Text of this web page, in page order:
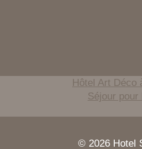
Hôtel Art Déco
Séjour pour
© 2026 Hotel